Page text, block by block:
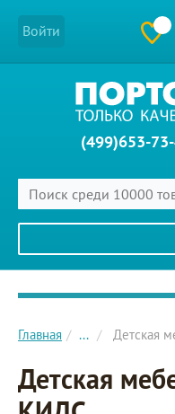
Войти
(499)653-
Главное меню сайта
Главная ... Детская
Детская